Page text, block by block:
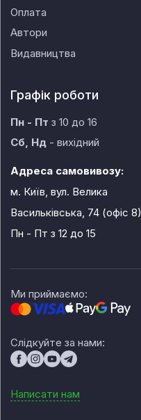
Оплата
Автори
Видавництва
Графік роботи
Пн - Пт з 10 до 16
Сб, Нд - вихідний
Адреса самовивозу:
м. Київ, вул. Велика
Васильківська, 74 (офіс 8)
Пн - Пт з 12 до 15
Ми приймаємо:
Слідкуйте за нами:
Написати нам